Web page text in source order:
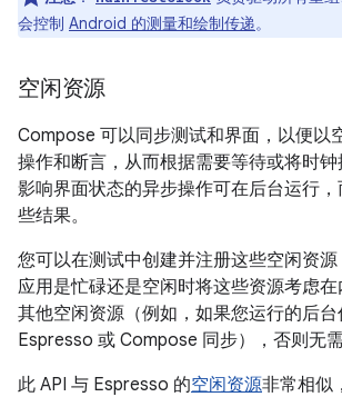
会控制 Android 的测量和绘制传递。
空闲资源
Compose 可以同步测试和界面，以便以
操作和断言，从而根据需要等待或将时
影响界面状态的异步操作可在后台运行
些结果。
您可以在测试中创建并注册这些空闲资
应用是忙碌还是空闲时将这些资源考虑在
其他空闲资源（例如，如果您运行的后
Espresso 或 Compose 同步），否则无
此 API 与 Espresso 的空闲资源非常相似